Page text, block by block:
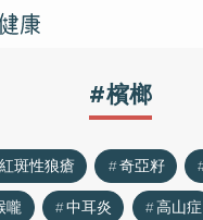
#檳榔
紅斑性狼瘡 奇亞籽
嚨
中耳炎 高山症